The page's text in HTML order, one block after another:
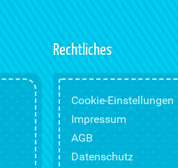
Rechtliches
Cookie-Einstellungen
Impressum
AGB
Datenschutz